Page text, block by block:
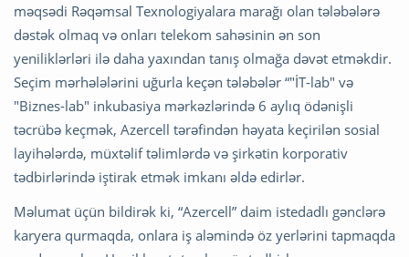
məqsədi Rəqəmsal Texnologiyalara marağı olan tələbələrə
dəstək olmaq və onları telekom sahəsinin ən son
yeniliklərləri ilə daha yaxından tanış olmağa dəvət etməkdir.
Seçim mərhələlərini uğurla keçən tələbələr “"İT-lab" və
"Biznes-lab" inkubasiya mərkəzlərində 6 aylıq ödənişli
təcrübə keçmək, Azercell tərəfindən həyata keçirilən sosial
layihələrdə, müxtəlif təlimlərdə və şirkətin korporativ
tədbirlərində iştirak etmək imkanı əldə edirlər.
Məlumat üçün bildirək ki, “Azercell” daim istedadlı gənclərə
karyera qurmaqda, onlara iş aləmində öz yerlərini tapmaqda